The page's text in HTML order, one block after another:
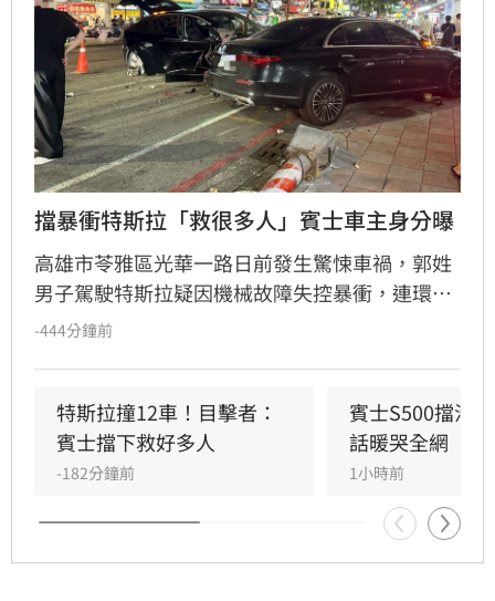
擋暴衝特斯拉「救很多人」賓士車主身分曝
高雄市苓雅區光華一路日前發生驚悚車禍，郭姓
男子駕駛特斯拉疑因機械故障失控暴衝，連環撞
擊12輛汽機車及單車，所幸僅造成3人輕傷。肇
光，竟是擁有1.4萬粉絲的網紅「超級土豆粉」，
同時也是嘉義知名甜甜圈店老闆。
-444分鐘前
特斯拉撞12車！目擊者：
賓士擋下救好多人
-182分鐘前
賓士S500擋浩
話暖哭全網
1小時前